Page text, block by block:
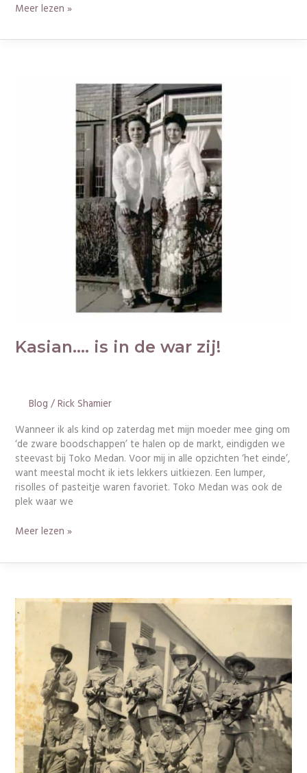
Meer lezen »
Kasian…. is in de war zij!
Blog /Rick Shamier
Wanneer ik als kind op zaterdag met mijn moeder mee ging om
‘de zware boodschappen’ te halen op de markt, eindigden we
steevast bij Toko Medan. Voor mij in alle opzichten ‘het einde’,
want meestal mocht ik iets lekkers uitkiezen. Een lumper,
risolles of pasteitje waren favoriet. Toko Medan was ook de
plek waar we
Meer lezen »
Geheim
zat
in
een
dun
boekje